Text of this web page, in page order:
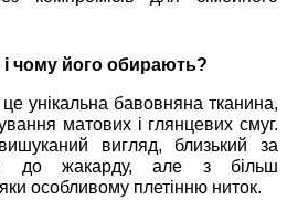
чому його обирають?
унікальна бавовняна тканина,
матових і глянцевих смуг.
вигляд, близький за
до жакарду, але з більш
особливому плетінню ниток.